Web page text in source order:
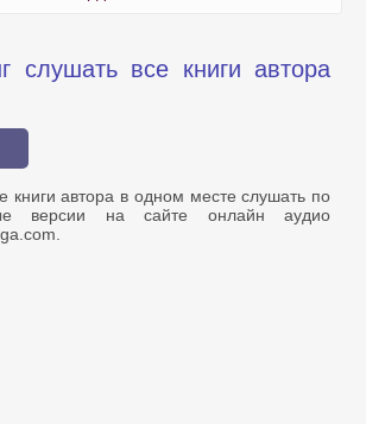
слушать все книги автора
книги автора в одном месте слушать по
версии на сайте онлайн аудио